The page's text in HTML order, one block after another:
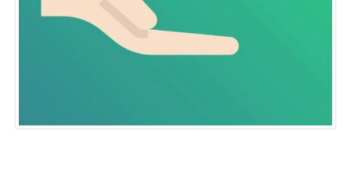
o el yacimiento de Domus Herculana, entre
otros. Incorpora la visita y entrada a la
Fortaleza de la Mota, con su Iglesia Abacial,
el apartado de senderismo, están previstas